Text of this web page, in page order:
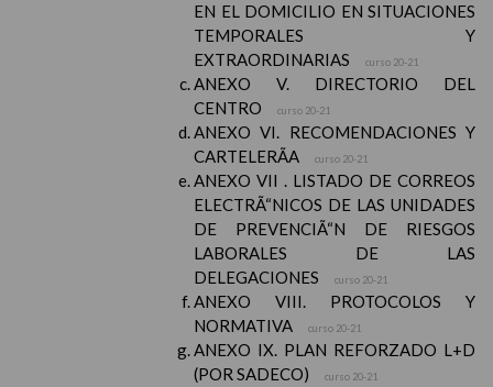
EN EL DOMICILIO EN SITUACIONES
TEMPORALES Y
EXTRAORDINARIAS
curso 20-21
ANEXO V. DIRECTORIO DEL
CENTRO
curso 20-21
ANEXO VI. RECOMENDACIONES Y
CARTELERÃA
curso 20-21
ANEXO VII . LISTADO DE CORREOS
ELECTRÃ“NICOS DE LAS UNIDADES
DE PREVENCIÃ“N DE RIESGOS
LABORALES DE LAS
DELEGACIONES
curso 20-21
ANEXO VIII. PROTOCOLOS Y
NORMATIVA
curso 20-21
ANEXO IX. PLAN REFORZADO L+D
(POR SADECO)
curso 20-21